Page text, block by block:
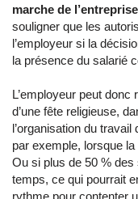
marche de l’entreprise
souligner que les
l’employeur si la
la présence du salarié
L’employeur peut donc
d’une fête religieuse,
l’organisation du
par exemple, lorsque
Ou si plus de 50 % des
temps, ce qui pourrait
rythme pour contenter